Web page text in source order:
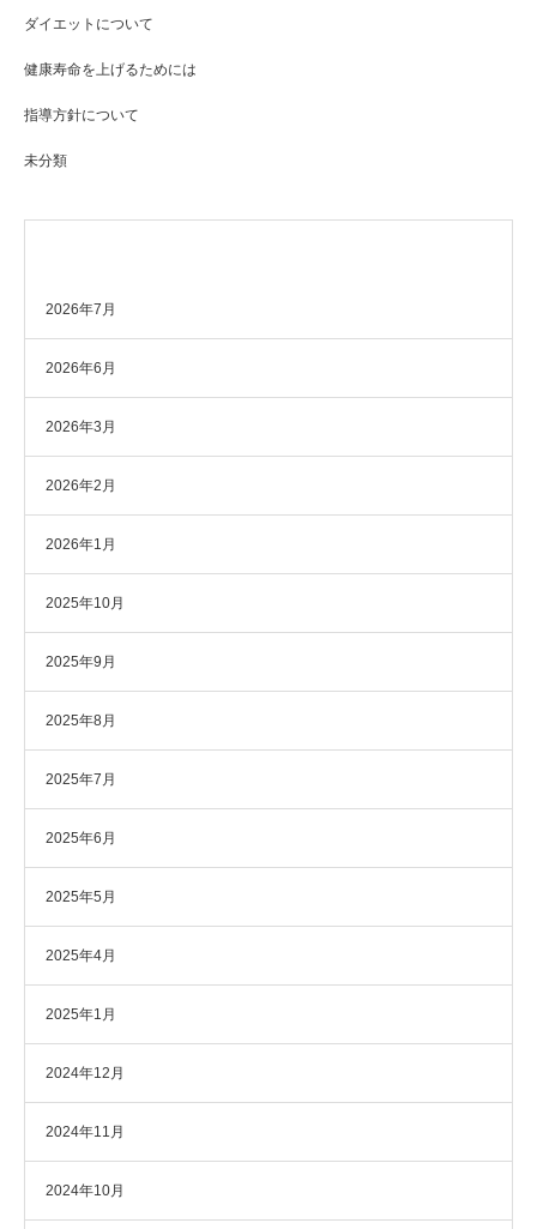
ダイエットについて
健康寿命を上げるためには
指導方針について
未分類
2026年7月
2026年6月
2026年3月
2026年2月
2026年1月
2025年10月
2025年9月
2025年8月
2025年7月
2025年6月
2025年5月
2025年4月
2025年1月
2024年12月
2024年11月
2024年10月